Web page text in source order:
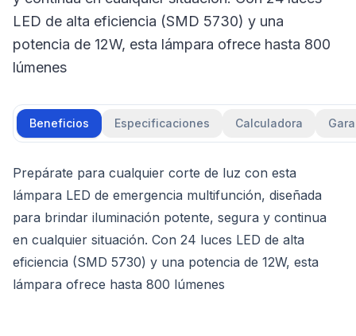
LED de alta eficiencia (SMD 5730) y una
potencia de 12W, esta lámpara ofrece hasta 800
lúmenes
Beneficios Especificaciones Calculadora
Prepárate para cualquier corte de luz con esta
lámpara LED de emergencia multifunción, diseñada
para brindar iluminación potente, segura y continua
en cualquier situación. Con 24 luces LED de alta
eficiencia (SMD 5730) y una potencia de 12W, esta
lámpara ofrece hasta 800 lúmenes